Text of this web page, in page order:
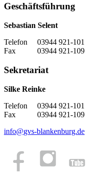
Geschäftsführung
Sebastian Selent
Telefon 03944 921-101
Fax 03944 921-109
Sekretariat
Silke Reinke
Telefon 03944 921-101
Fax 03944 921-109
info@gvs-blankenburg.de